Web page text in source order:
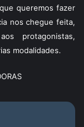
queremos fazer
nos chegue feita,
protagonistas,
modalidades.